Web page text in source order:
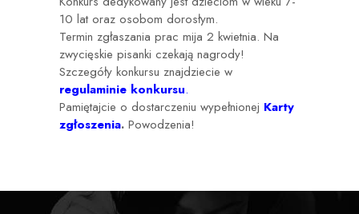
10 lat oraz osobom dorosłym.
Termin zgłaszania prac mija 2 kwietnia. Na
zwycięskie pisanki czekają nagrody!
Szczegóły konkursu znajdziecie w
regulaminie konkursu.
Pamiętajcie o dostarczeniu wypełnionej Karty
zgłoszenia. Powodzenia!